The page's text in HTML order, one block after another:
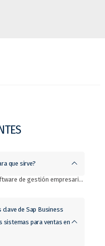
que sirve?
Sap Business One es un software de gestión empresarial (ERP) para Pymes (pequeñas y medianas empresas). Este sistema integra todas las operaciones de tu empresa en tiempo real y sirve para optimizar los procesos tanto financieros, comerciales y de fabricación en uno solo si es posible.
de Sap Business
sistemas para ventas en